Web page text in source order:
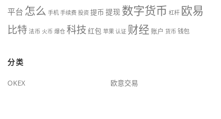
平台 怎么 手机 手续费 投资 提币 提现 数字货币 杠杆 欧易
比特法币 火币 爆仓 科技 红包 苹果 认证 财经 账户 货币 钱包
分类
OKEX 欧意交易